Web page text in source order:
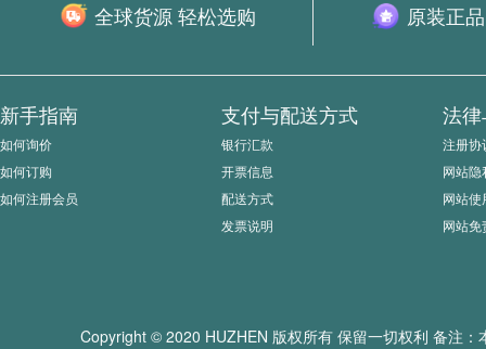
全球货源 轻松选购 原装正
新手指南
如何询价
如何订购
如何注册会员
支付与配送方式
银行汇款
开票信息
配送方式
发票说明
法
注册协
网站隐
网站使
网站免
Copyright © 2020 HUZHEN 版权所有 保留一切权利 备注